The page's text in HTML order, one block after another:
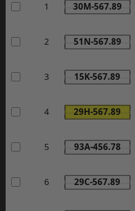
1 30M-567.89
2 51N-567.89
3 15K-567.89
4 29H-567.89
5 93A-456.78
6 29C-567.89